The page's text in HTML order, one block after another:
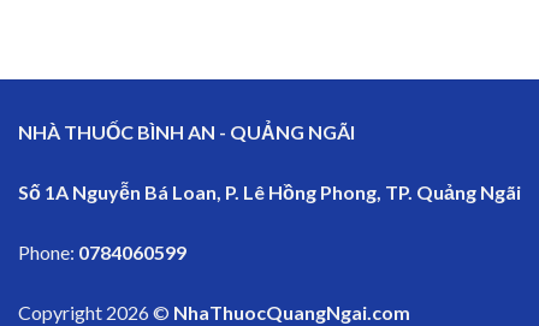
NHÀ THUỐC BÌNH AN - QUẢNG NGÃI
Số 1A Nguyễn Bá Loan, P. Lê Hồng Phong, TP. Quảng Ngãi
Phone: 0784060599
Copyright 2026 © NhaThuocQuangNgai.com